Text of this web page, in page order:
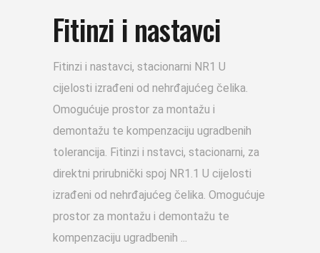
Fitinzi i nastavci
Fitinzi i nastavci, stacionarni NR1 U
cijelosti izrađeni od nehrđajućeg čelika.
Omogućuje prostor za montažu i
demontažu te kompenzaciju ugradbenih
tolerancija. Fitinzi i nstavci, stacionarni, za
direktni prirubnički spoj NR1.1 U cijelosti
izrađeni od nehrđajućeg čelika. Omogućuje
prostor za montažu i demontažu te
kompenzaciju ugradbenih